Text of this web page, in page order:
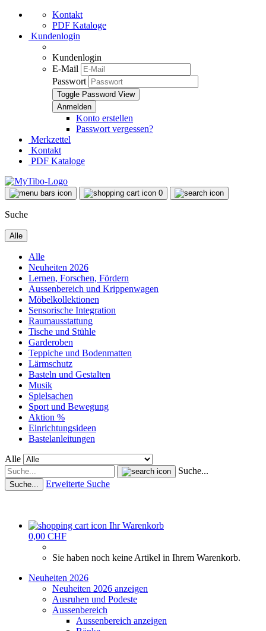
Kontakt
PDF Kataloge
Kundenlogin
Kundenlogin
E-Mail
Passwort
Toggle Password View
Konto erstellen
Passwort vergessen?
Merkzettel
Kontakt
PDF Kataloge
0
Suche
Alle
Alle
Neuheiten 2026
Lernen, Forschen, Fördern
Aussenbereich und Krippenwagen
Möbelkollektionen
Sensorische Integration
Raumausstattung
Tische und Stühle
Garderoben
Teppiche und Bodenmatten
Lärmschutz
Basteln und Gestalten
Musik
Spielsachen
Sport und Bewegung
Aktion %
Einrichtungsideen
Bastelanleitungen
Alle
Suche...
Suche... Erweiterte Suche
Ihr Warenkorb
0,00 CHF
Sie haben noch keine Artikel in Ihrem Warenkorb.
Neuheiten 2026
Neuheiten 2026 anzeigen
Ausruhen und Podeste
Aussenbereich
Aussenbereich anzeigen